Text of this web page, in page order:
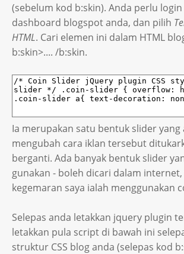
(sebelum kod b:skin). Anda perlu
dashboard blogspot anda, dan pilih
HTML. Cari elemen ini dalam HTML
b:skin>.... /b:skin.
Ia merupakan satu bentuk slider yang
mengubah cara iklan tersebut
berganti. Ada banyak bentuk slider
gunakan - boleh dicari dalam
kegemaran saya ialah menggunakan
Selepas anda letakkan jquery plugin
letakkan pula script di bawah ini
struktur CSS blog anda (selepas kod